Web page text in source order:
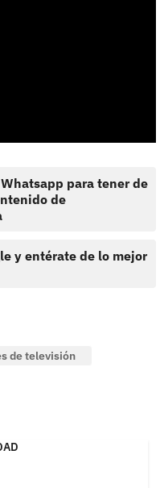
para tener de
de
y entérate de lo mejor
de televisión